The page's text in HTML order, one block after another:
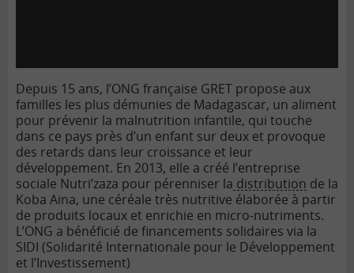
Depuis 15 ans, l’ONG française GRET propose aux
familles les plus démunies de Madagascar, un aliment
pour prévenir la malnutrition infantile, qui touche
dans ce pays près d’un enfant sur deux et provoque
des retards dans leur croissance et leur
développement. En 2013, elle a créé l’entreprise
sociale Nutri’zaza pour pérenniser la distribution de la
Koba Aina, une céréale très nutritive élaborée à partir
de produits locaux et enrichie en micro-nutriments.
L’ONG a bénéficié de financements solidaires via la
SIDI (Solidarité Internationale pour le Développement
et l’Investissement)